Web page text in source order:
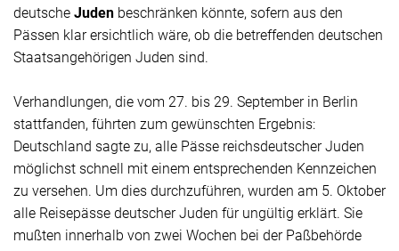
deutscheJuden beschränken könnte, sofern aus den
Pässen klar ersichtlich wäre, ob die betreffenden deutschen
Staatsangehörigen Juden sind.
Verhandlungen, die vom 27. bis 29. September in Berlin
stattfanden, führten zum gewünschten Ergebnis:
Deutschland sagte zu, alle Pässe reichsdeutscher Juden
möglichst schnell mit einem entsprechenden Kennzeichen
zu versehen. Um dies durchzuführen, wurden am 5. Oktober
alle Reisepässe deutscher Juden für ungültig erklärt. Sie
mußten innerhalb von zwei Wochen bei der Paßbehörde